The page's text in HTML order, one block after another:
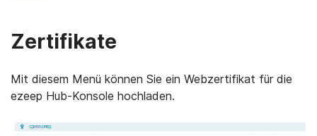
Zertifikate
Mit diesem Menü können Sie ein Webzertifikat für die
ezeep Hub-Konsole hochladen.